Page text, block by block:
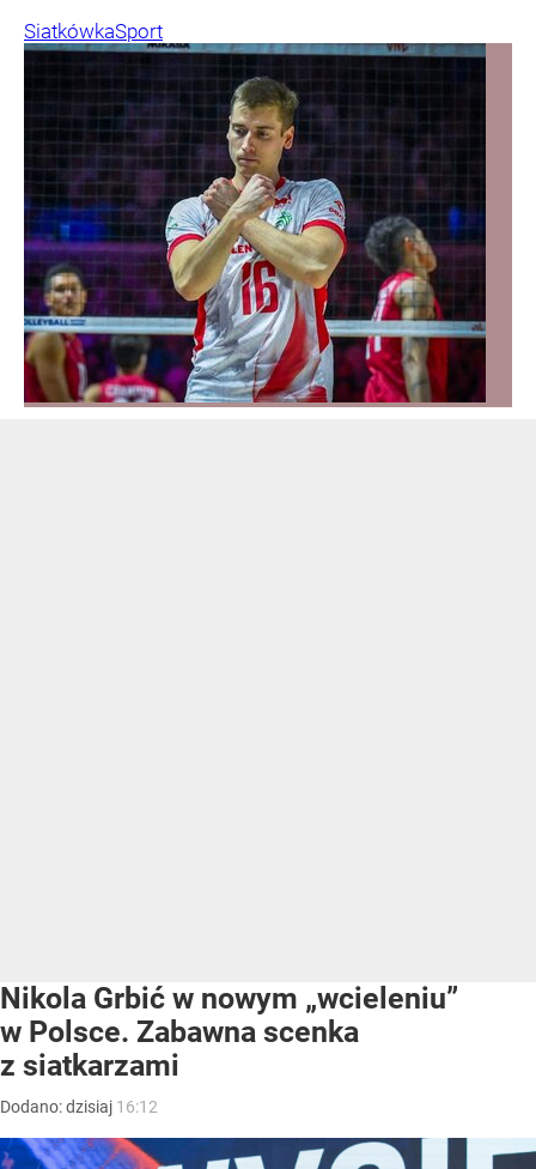
SiatkówkaSport
Nikola Grbić w nowym „wcieleniu”
w Polsce. Zabawna scenka
z siatkarzami
Dodano:dzisiaj 16:12